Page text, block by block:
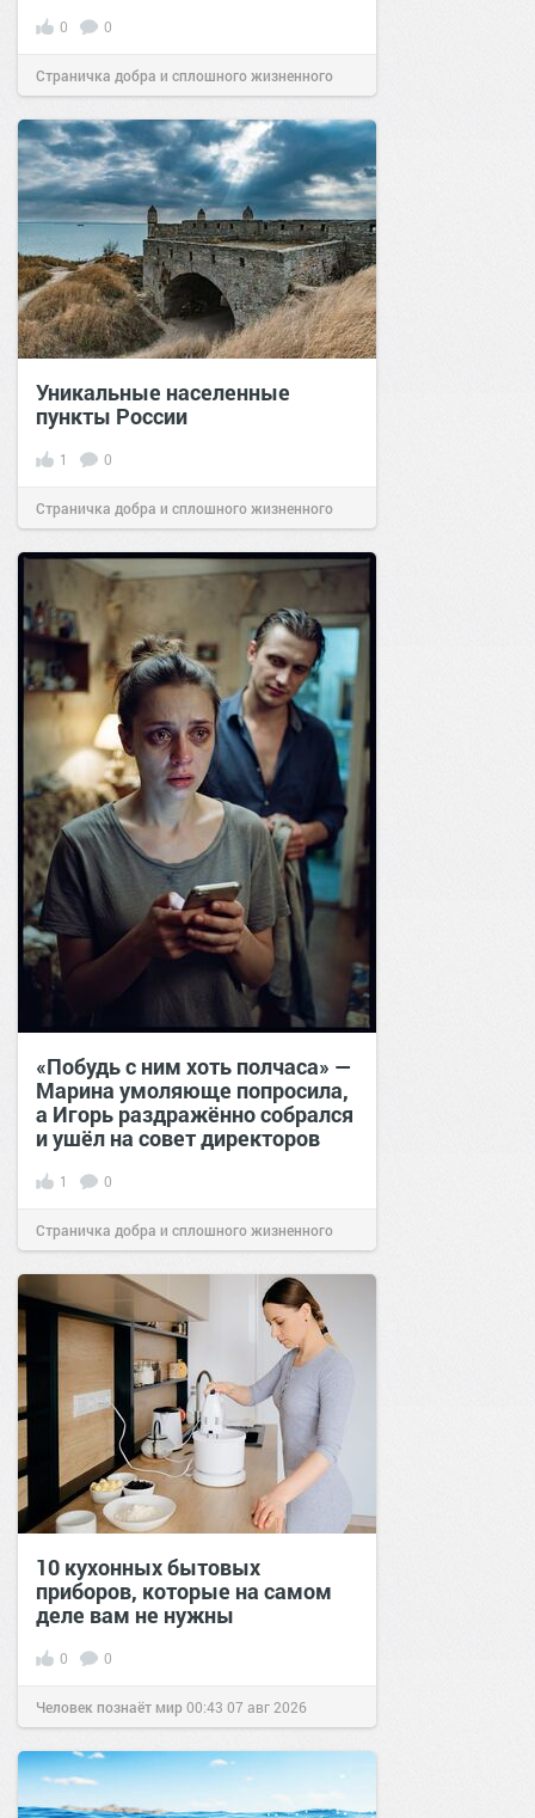
0 0
Страничка добра и сплошного жизненного
позитива!15:0023 авг 2025
Уникальные населенные
пункты России
1 0
Страничка добра и сплошного жизненного
позитива!07:38Сегодня
«Побудь с ним хоть полчаса» —
Марина умоляюще попросила,
а Игорь раздражённо собрался
и ушёл на совет директоров
1 0
Страничка добра и сплошного жизненного
позитива!19:38Вчера
10 кухонных бытовых
приборов, которые на самом
деле вам не нужны
0 0
Человек познаёт мир00:43 07 авг 2026